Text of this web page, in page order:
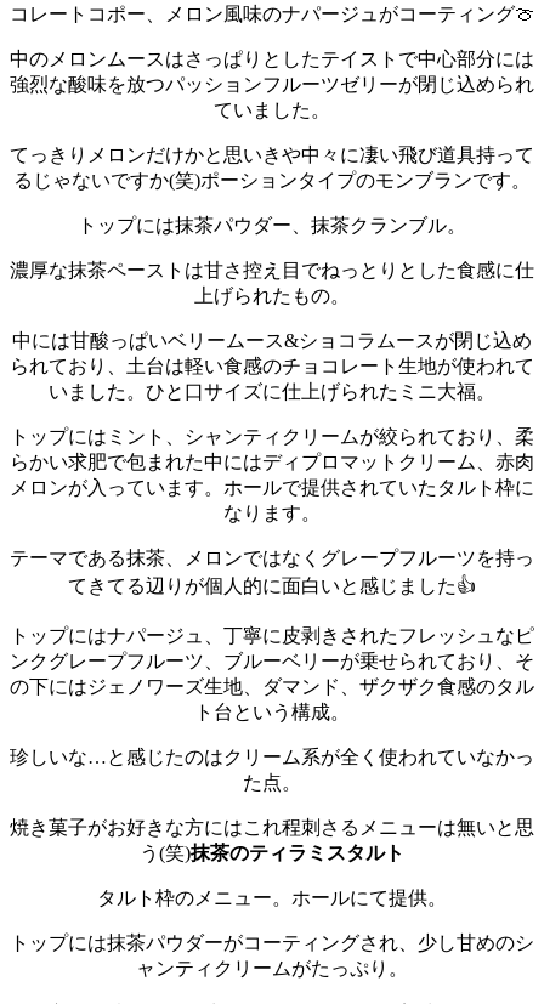
コレートコポー、メロン風味のナパージュがコーティング🍈
中のメロンムースはさっぱりとしたテイストで中心部分には
強烈な酸味を放つパッションフルーツゼリーが閉じ込められ
ていました。
てっきりメロンだけかと思いきや中々に凄い飛び道具持って
るじゃないですか(笑)ポーションタイプのモンブランです。
トップには抹茶パウダー、抹茶クランブル。
濃厚な抹茶ペーストは甘さ控え目でねっとりとした食感に仕
上げられたもの。
中には甘酸っぱいベリームース&ショコラムースが閉じ込め
られており、土台は軽い食感のチョコレート生地が使われて
いました。 ひと口サイズに仕上げられたミニ大福。
トップにはミント、シャンティクリームが絞られており、柔
らかい求肥で包まれた中にはディプロマットクリーム、赤肉
メロンが入っています。 ホールで提供されていたタルト枠に
なります。
テーマである抹茶、メロンではなくグレープフルーツを持っ
てきてる辺りが個人的に面白いと感じました👍
トップにはナパージュ、丁寧に皮剥きされたフレッシュなピ
ンクグレープフルーツ、ブルーベリーが乗せられており、そ
の下にはジェノワーズ生地、ダマンド、ザクザク食感のタル
ト台という構成。
珍しいな…と感じたのはクリーム系が全く使われていなかっ
た点。
焼き菓子がお好きな方にはこれ程刺さるメニューは無いと思
う(笑)抹茶のティラミスタルト
タルト枠のメニュー。ホールにて提供。
トップには抹茶パウダーがコーティングされ、少し甘めのシ
ャンティクリームがたっぷり。